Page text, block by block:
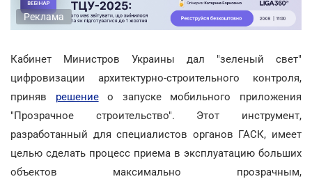
Реклама
Кабинет Министров Украины дал "зеленый свет"
цифровизации архитектурно-строительного контроля,
приняв решениео запуске мобильного приложения
"Прозрачное строительство". Этот инструмент,
разработанный для специалистов органов ГАСК, имеет
целью сделать процесс приема в эксплуатацию больших
объектов максимально прозрачным,